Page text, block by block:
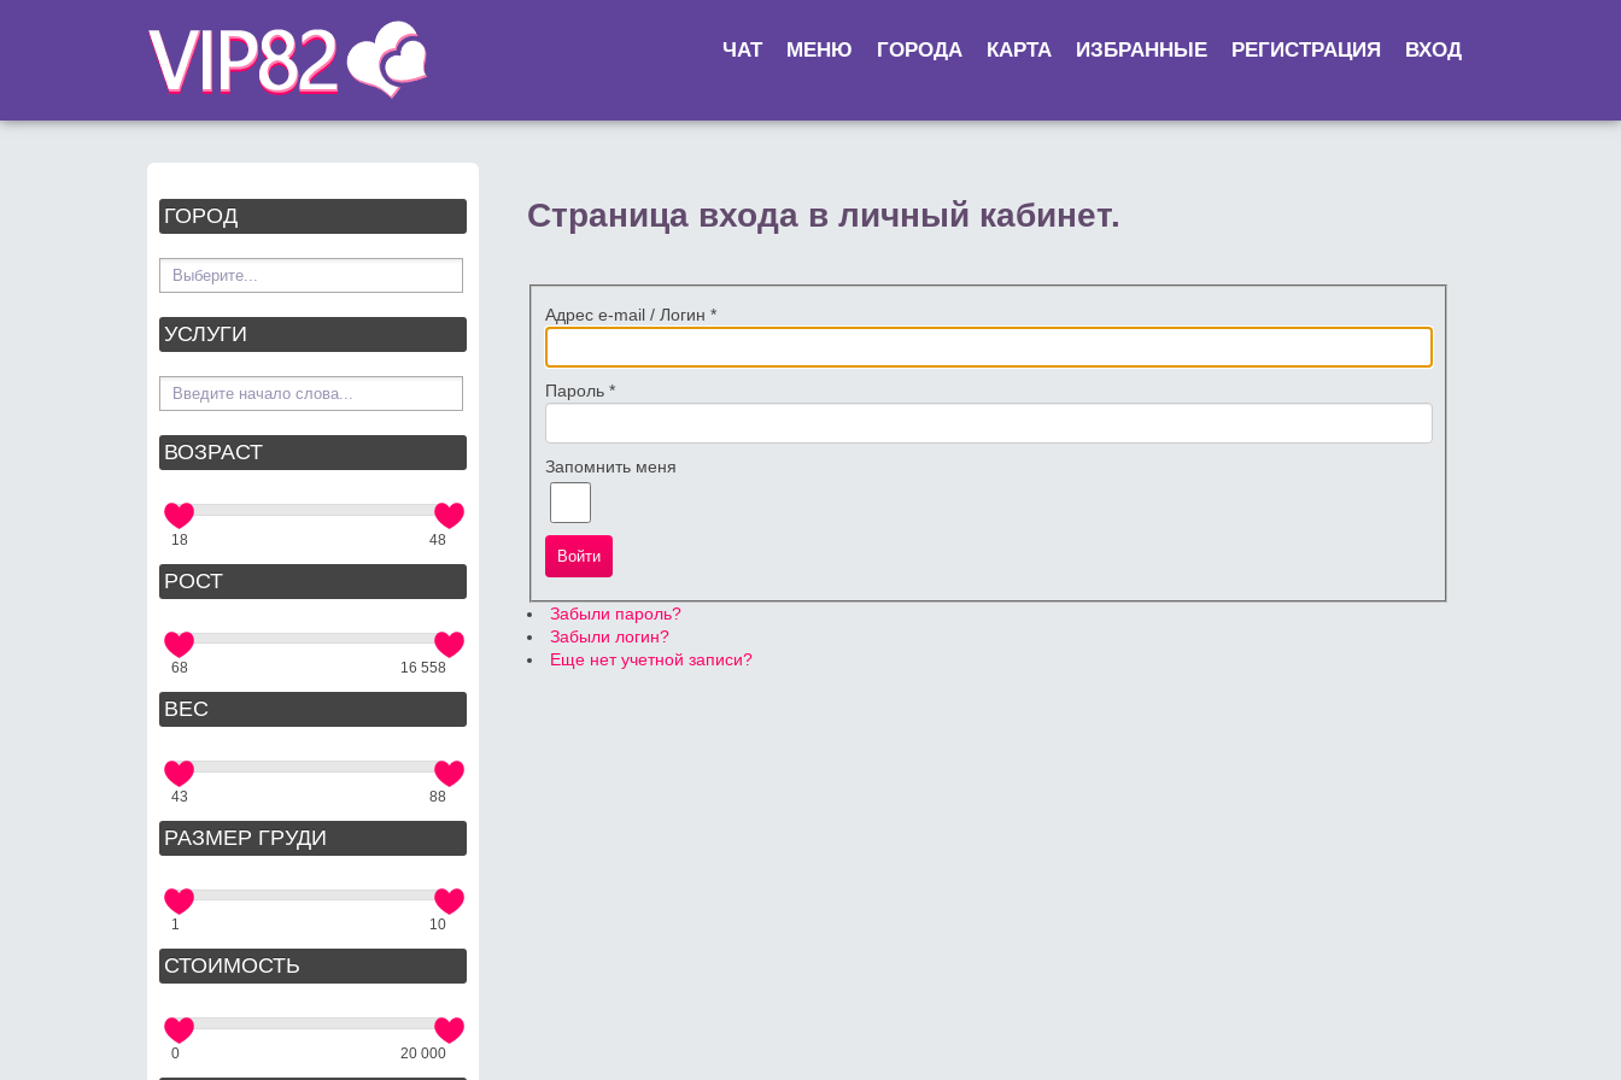
ЧАТ МЕНЮ ГОРОДА КАРТА ИЗБРАННЫЕ РЕГИСТРАЦИЯ ВХОД
ГОРОД
УСЛУГИ
ВОЗРАСТ
18 48
РОСТ
68 16 558
ВЕС
43 88
РАЗМЕР ГРУДИ
1 10
СТОИМОСТЬ
0 20 000
Страница входа в личный кабинет.
Адрес e-mail / Логин *
Пароль*
Запомнить меня
Войти
Забыли пароль?
Забыли логин?
Еще нет учетной записи?